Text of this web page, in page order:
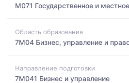
M071 Государственное и
Область образования
7M04 Бизнес, управление и
Направление подготовки
7M041 Бизнес и управление